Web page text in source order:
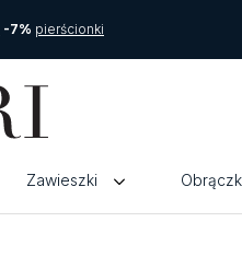
-7% pierścionki
Zawieszki